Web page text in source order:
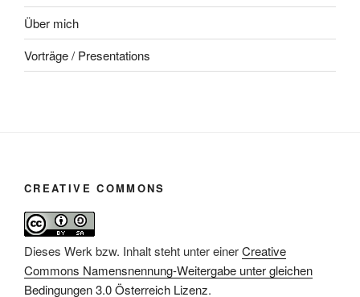
Über mich
Vorträge / Presentations
CREATIVE COMMONS
Dieses Werk bzw. Inhalt steht unter einerCreative
Commons Namensnennung-Weitergabe unter gleichen
Bedingungen 3.0 Österreich Lizenz.